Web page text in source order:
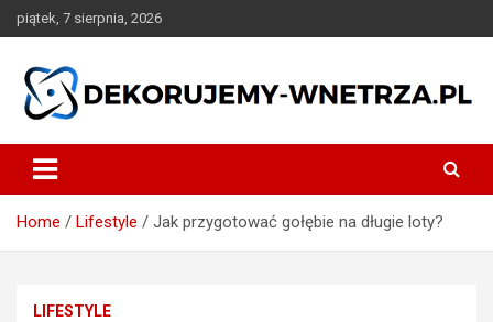
Skip
to
piątek, 7 sierpnia, 2026
dekorujemy-wnetrza.pl
Home Lifestyle Jak przygotować gołębie na długie loty?
LIFESTYLE